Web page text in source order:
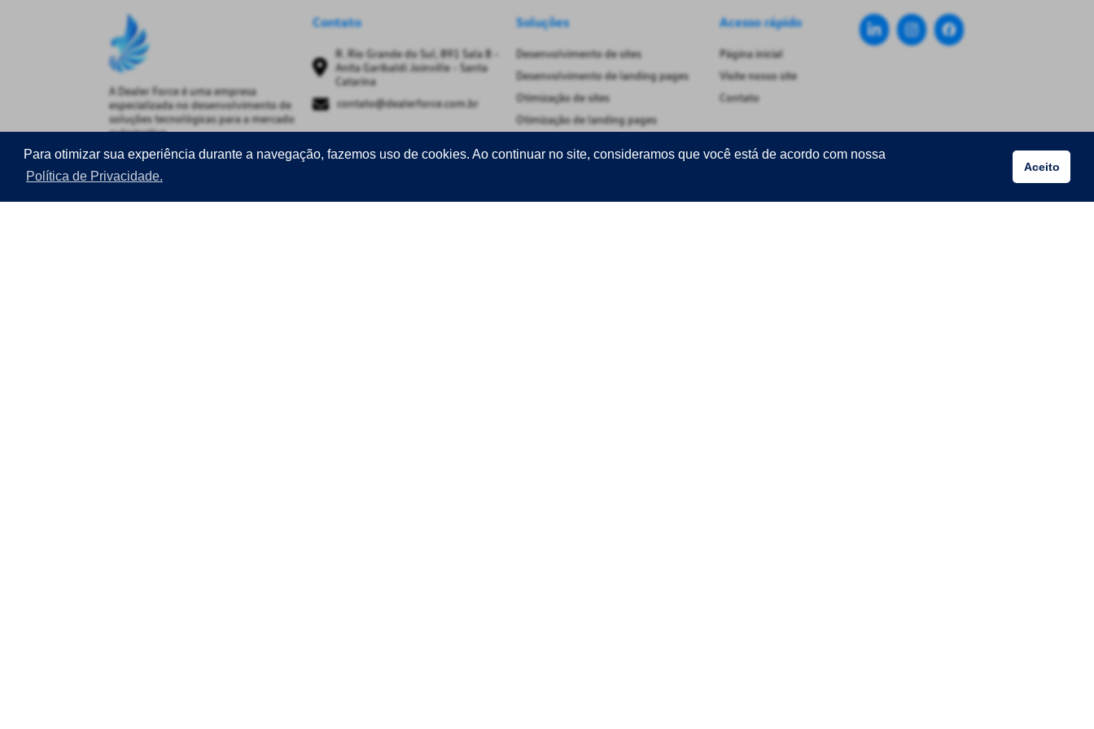
ADealer Forceé uma empresa
especializada no desenvolvimento de
soluções tecnológicas para a mercado
automotivo.
Copyright Dealer Force
Contato
R. Rio Grande do Sul, 891 Sala 8 -
Anita Garibaldi Joinville - Santa
Catarina
contato@dealerforce.com.br
Soluções
Desenvolvimento de sites
Desenvolvimento de landing pages
Otimização de sites
Otimização de landing pages
Acesso rápido
Página inicial
Visite nosso site
Contato
Para otimizar sua experiência durante a navegação, fazemos uso de cookies. Ao continuar no site, consideramos que você está de acordo com nossa
Política de Privacidade.
Aceito